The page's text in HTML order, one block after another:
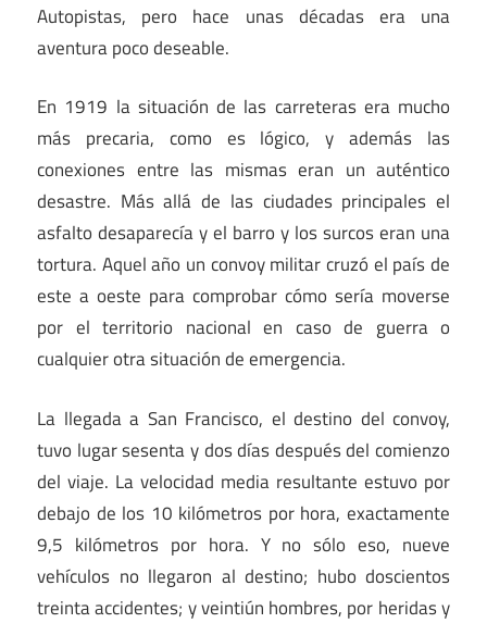
Autopistas, pero hace unas décadas era una
aventura poco deseable.
En 1919 la situación de las carreteras era mucho
más precaria, como es lógico, y además las
conexiones entre las mismas eran un auténtico
desastre. Más allá de las ciudades principales el
asfalto desaparecía y el barro y los surcos eran una
tortura. Aquel año un convoy militar cruzó el país de
este a oeste para comprobar cómo sería moverse
por el territorio nacional en caso de guerra o
cualquier otra situación de emergencia.
La llegada a San Francisco, el destino del convoy,
tuvo lugar sesenta y dos días después del comienzo
del viaje. La velocidad media resultante estuvo por
debajo de los 10 kilómetros por hora, exactamente
9,5 kilómetros por hora. Y no sólo eso, nueve
vehículos no llegaron al destino; hubo doscientos
treinta accidentes; y veintiún hombres, por heridas y